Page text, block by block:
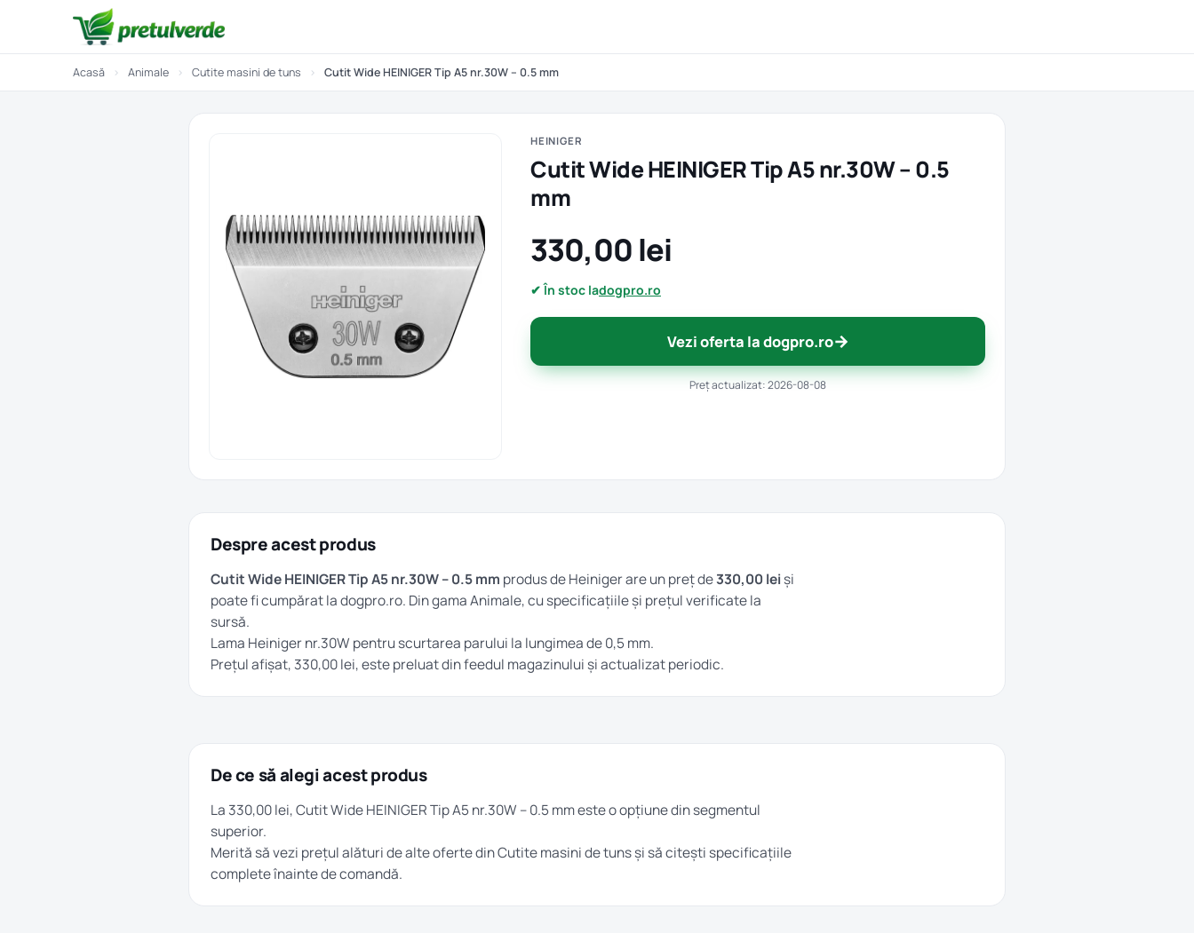
Acasă › Animale › Cutite masini de tuns › Cutit Wide HEINIGER Tip A5 nr.30W – 0.5 mm
HEINIGER
Cutit Wide HEINIGER Tip A5 nr.30W – 0.5
mm
330,00 lei
✔ În stoc ladogpro.ro
Vezi oferta la dogpro.ro→
Preț actualizat: 2026-08-08
Despre acest produs
Cutit Wide HEINIGER Tip A5 nr.30W – 0.5 mm produs de Heiniger are un preț de330,00 lei și
poate fi cumpărat la dogpro.ro. Din gamaAnimale, cu specificațiile și prețul verificate la
sursă.
Lama Heiniger nr.30W pentru scurtarea parului la lungimea de 0,5 mm.
Prețul afișat, 330,00 lei, este preluat din feedul magazinului și actualizat periodic.
De ce să alegi acest produs
La 330,00 lei, Cutit Wide HEINIGER Tip A5 nr.30W – 0.5 mm este o opțiune din segmentul
superior.
Merită să vezi prețul alături de alte oferte dinCutite masini de tunsși să citești specificațiile
complete înainte de comandă.